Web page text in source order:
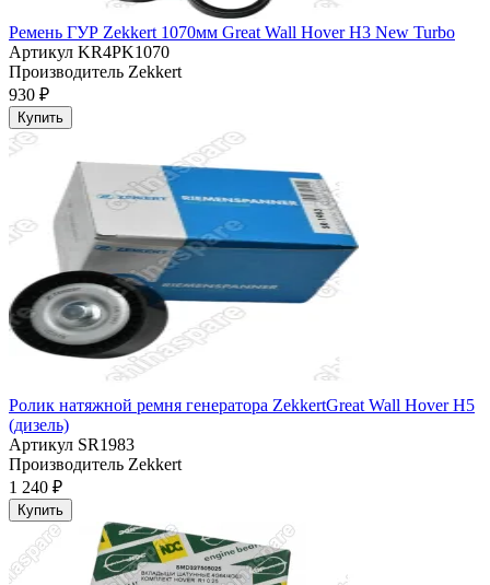
Ремень ГУР Zekkert 1070мм Great Wall Hover H3 New Turbo
Артикул KR4PK1070
Производитель Zekkert
930 ₽
Купить
Ролик натяжной ремня генератора ZekkertGreat Wall Hover H5
(дизель)
Артикул SR1983
Производитель Zekkert
1 240 ₽
Купить